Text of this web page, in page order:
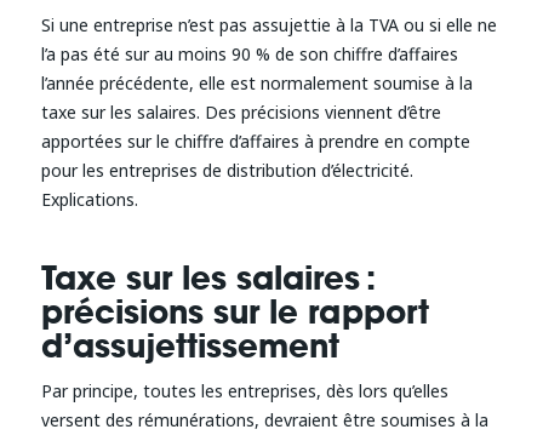
Si une entreprise n’est pas assujettie à la TVA ou si elle ne
l’a pas été sur au moins 90 % de son chiffre d’affaires
l’année précédente, elle est normalement soumise à la
taxe sur les salaires. Des précisions viennent d’être
apportées sur le chiffre d’affaires à prendre en compte
pour les entreprises de distribution d’électricité.
Explications.
Taxe sur les salaires :
précisions sur le rapport
d’assujettissement
Par principe, toutes les entreprises, dès lors qu’elles
versent des rémunérations, devraient être soumises à la